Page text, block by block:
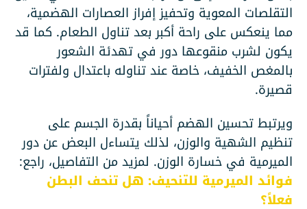
التقلصات المعوية وتحفيز إفراز العصارات الهضمية،
مما ينعكس على راحة أكبر بعد تناول الطعام. كما قد
يكون لشرب منقوعها دور في تهدئة الشعور
بالمغص الخفيف، خاصة عند تناوله باعتدال ولفترات
قصيرة.
ويرتبط تحسين الهضم أحياناً بقدرة الجسم على
تنظيم الشهية والوزن، لذلك يتساءل البعض عن دور
الميرمية في خسارة الوزن. لمزيد من التفاصيل، راجع:
فوائد الميرمية للتنحيف: هل تنحف البطن
فعلاً؟